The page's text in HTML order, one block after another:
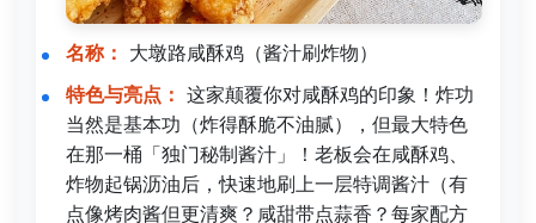
名称： 大墩路咸酥鸡（酱汁刷炸物）
特色与亮点： 这家颠覆你对咸酥鸡的印象！炸功
当然是基本功（炸得酥脆不油腻），但最大特色
在那一桶「独门秘制酱汁」！老板会在咸酥鸡、
炸物起锅沥油后，快速地刷上一层特调酱汁（有
点像烤肉酱但更清爽？咸甜带点蒜香？每家配方